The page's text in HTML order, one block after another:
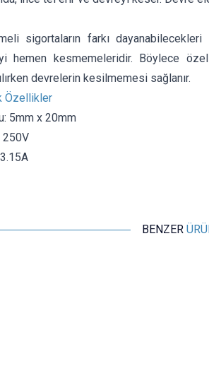
sigortaların farkı
hemen kesmemeleridir. Böylece
devrelerin kesilmemesi sağlanır.
Özellikler
5mm x 20mm
250V
BENZER